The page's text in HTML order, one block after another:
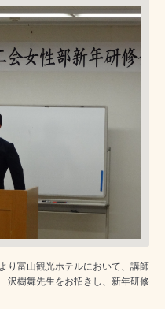
り富山観光ホテルにおいて、講師
樹舞先生をお招きし、新年研修